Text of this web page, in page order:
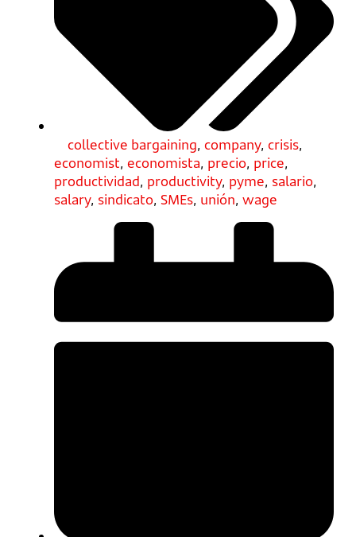
collective bargaining, company, crisis,
economist, economista, precio, price,
productividad, productivity, pyme, salario,
salary, sindicato, SMEs, unión, wage